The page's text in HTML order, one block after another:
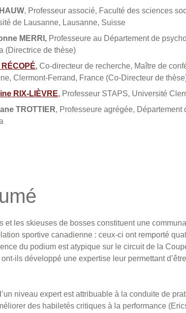
, Professeur associé, Faculté des sciences
de Lausanne, Lausanne, Suisse
MERRI, Professeure au Département de
(Directrice de thèse)
, Co-directeur de recherche, Maître de
Clermont-Ferrand, France (Co-Directeur de
RIX-LIÈVRE, Professeur STAPS, Université
TROTTIER, Professeure agrégée,
et les skieuses de bosses constituent une
sportive canadienne : ceux-ci ont remporté
du podium est atypique sur le circuit de la
ils développé une expertise leur permettant
niveau expert est attribuable à la conduite de
des habiletés critiques à la performance